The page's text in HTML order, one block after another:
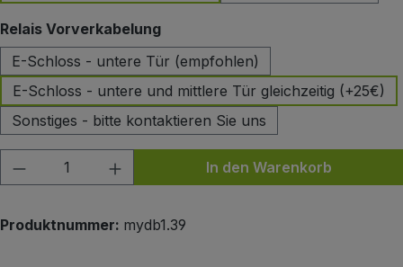
Relais Vorverkabelungauswählen
E-Schloss - untere Tür (empfohlen)
E-Schloss - untere und mittlere Tür gleichzeitig (+25€)
Sonstiges - bitte kontaktieren Sie uns
Produkt Anzahl: Gib den gewünschten
In den Warenkorb
Produktnummer: mydb1.39